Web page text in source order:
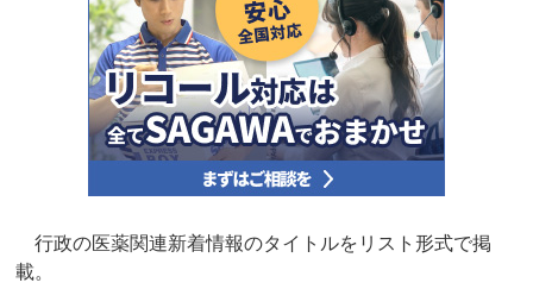
行政の医薬関連新着情報のタイトルをリスト形式で掲
載。